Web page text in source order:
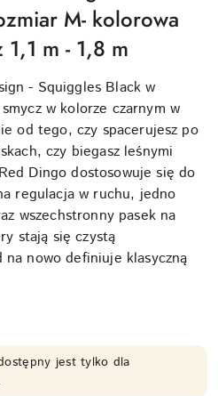
M- kolorowa
m - 1,8 m
- Squiggles Black w
w kolorze czarnym w
od tego, czy spacerujesz po
czy biegasz leśnymi
Dingo dostosowuje się do
regulacja w ruchu, jedno
wszechstronny pasek na
stają się czystą
nowo definiuje klasyczną
jest tylko dla